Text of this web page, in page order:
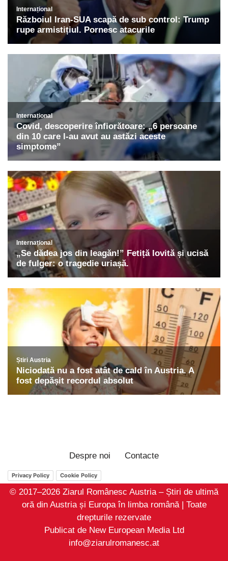
Despre noi Contacte
Privacy Policy Cookie Policy
© 2017–2026 Ziarul Românesc Austria – Știri de ultimă
oră din Austria și Europa în limba română | Toate
drepturile rezervate
Publicat de New European Media Ltd
info@ziarulromanesc.at